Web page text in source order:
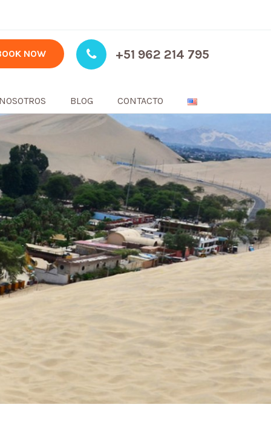
+51 962 214 795
NOW
NOSOTROS BLOG CONTACTO